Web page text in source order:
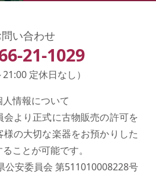
い合わせ
21-1029
21:00 定休日なし）
情報について
より正式に古物販売の許可を
の大切な楽器をお預かりした
ことが可能です。
公安委員会 第511010008228号